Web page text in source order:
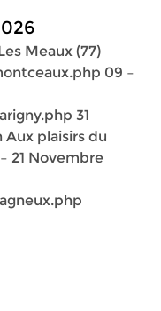
Meaux (77)
09 –
31
Aux plaisirs du
21 Novembre